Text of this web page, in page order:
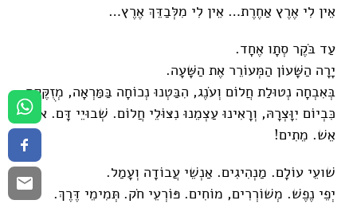
אֵין לִי אֶרֶץ אַחֶרֶת… אֵין לִי מִלְּבַדֵּךְ אֶרֶץ…
עַד בֹּקֶר סְתָו אֶחָד.
יָרָה הַשָּׁעוֹן הַמְּעוֹרֵר אֶת הַשָּׁעָה.
בְּאִבְחָה נְטוּלַת חֲלוֹם וְעֹנֶג, הִבַּטְנוּ נְכוֹחָה בַּמַּרְאָה, מְזֻקֶּקֶת
כִּבְיוֹם יִוָּצְרָהּ, וְרָאִינוּ עַצְמֵנוּ נִצּוֹּלֵי חֲלוֹם. שְׁבוּיֵי דָּם. אוּדֵי
אֵשׁ. מֵתִים!
שׁועֵי עוֹלָם. מַנְהִיגִים. אַנְשֵׁי עֲבוֹדָה וְעָמַל.
יְפֵי נֶפֶשׁ. מְשׁוֹרְרִים, מוֹחִים. פּוֹרְעֵי חֹק. תְּמִימֵי דֶּרֶךְ.